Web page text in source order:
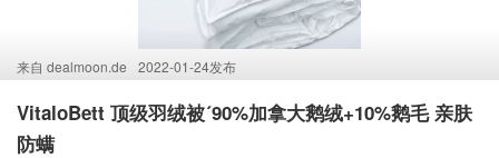
来自 dealmoon.de 2022-01-24发布
VitaloBett 顶级羽绒被´90%加拿大鹅绒+10%鹅毛 亲肤
防螨